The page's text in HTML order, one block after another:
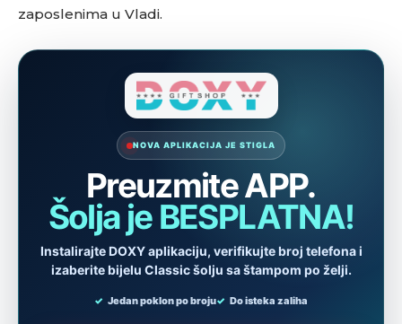
zaposlenima u Vladi.